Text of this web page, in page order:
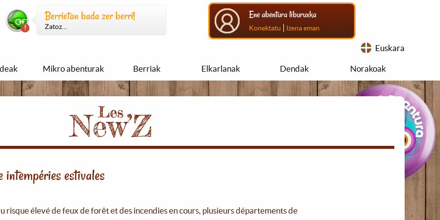
Berrietan bada zer berri!
Zatoz…
Ene abentura liburuxka
Konektatu | Izena eman
Euskara
Mikro abenturak Berriak Elkarlanak Dendak Norakoak
estivales
risque élevé de feux de forêt et des incendies en cours, plusieurs départements de